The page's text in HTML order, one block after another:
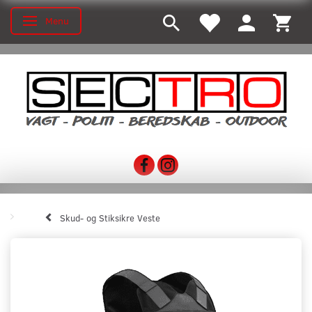
Skifte navigation
Menu
Skud- og Stiksikre Veste